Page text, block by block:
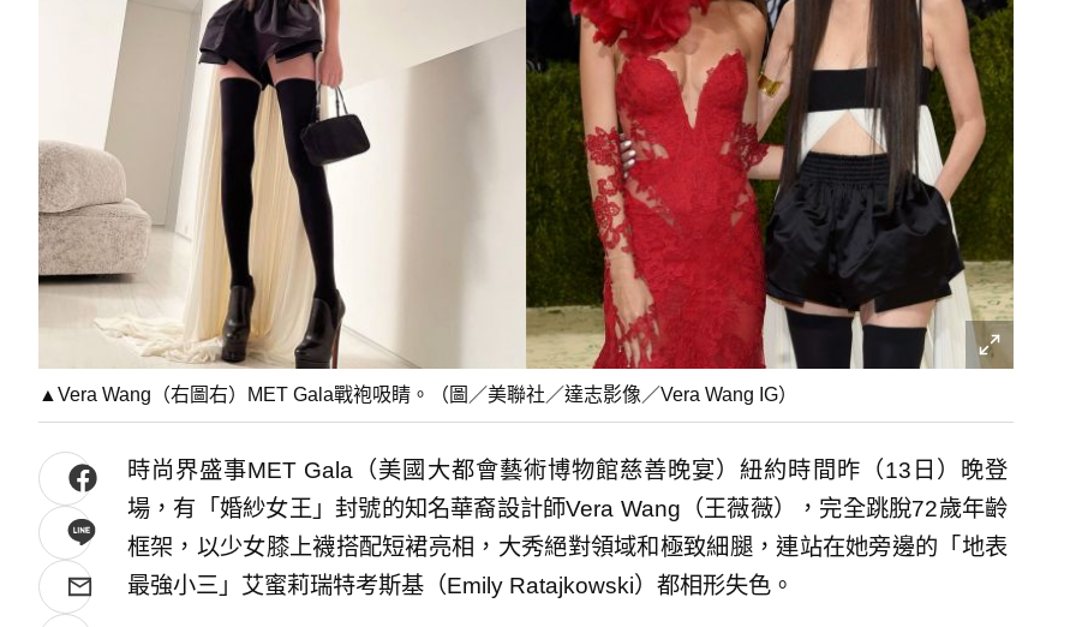
▲Vera Wang（右圖右）MET Gala戰袍吸睛。（圖／美聯社／達志影像／Vera Wang IG）
時尚界盛事MET Gala（美國大都會藝術博物館慈善晚宴）紐約時間昨（13日）晚登
場，有「婚紗女王」封號的知名華裔設計師Vera Wang（王薇薇），完全跳脫72歲年齡
框架，以少女膝上襪搭配短裙亮相，大秀絕對領域和極致細腿，連站在她旁邊的「地表
最強小三」艾蜜莉瑞特考斯基（Emily Ratajkowski）都相形失色。